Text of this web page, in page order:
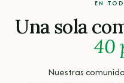
EN
Una sola
40
Nuestras